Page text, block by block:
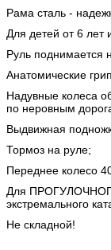
Рама сталь -
Для детей от 6 лет
Руль поднимается
Анатомические
Надувные колеса
по неровным
Выдвижная
Тормоз на руле;
Переднее колесо
Для
экстремального
Не складной!